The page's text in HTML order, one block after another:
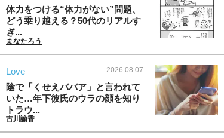
体力をつける“体力がない”問題、
どう乗り越える？50代のリアルす
ぎ...
まなたろう
Love 2026.08.07
陰で「くせえババア」と言われて
いた…年下彼氏のウラの顔を知り
トラウ...
古川諭香